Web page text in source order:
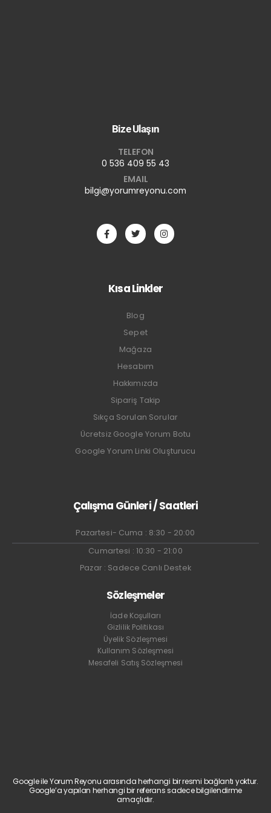
Bize Ulaşın
TELEFON
0 536 409 55 43
EMAIL
bilgi@yorumreyonu.com
Kısa Linkler
Blog
Sepet
Mağaza
Hesabım
Hakkımızda
Sipariş Takip
Sıkça Sorulan Sorular
Ücretsiz Google Yorum Botu
Google Yorum Linki Oluşturucu
Çalışma Günleri / Saatleri
Pazartesi- Cuma : 8:30 - 20:00
Cumartesi : 10:30 - 21:00
Pazar : Sadece Canlı Destek
Sözleşmeler
İade Koşulları
Gizlilik Politikası
Üyelik Sözleşmesi
Kullanım Sözleşmesi
Mesafeli Satış Sözleşmesi
Google ile Yorum Reyonu arasında herhangi bir resmi bağlantı yoktur.
Google’a yapılan herhangi bir referans sadece bilgilendirme
amaçlıdır.